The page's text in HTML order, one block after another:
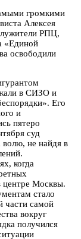
громкими
Алексея
РПЦ,
«Единой
освободили
в СИЗО и
Его
и
пятеро
суд
волю, не найдя в
когда
центре Москвы.
стало
части самой
вокруг
получился